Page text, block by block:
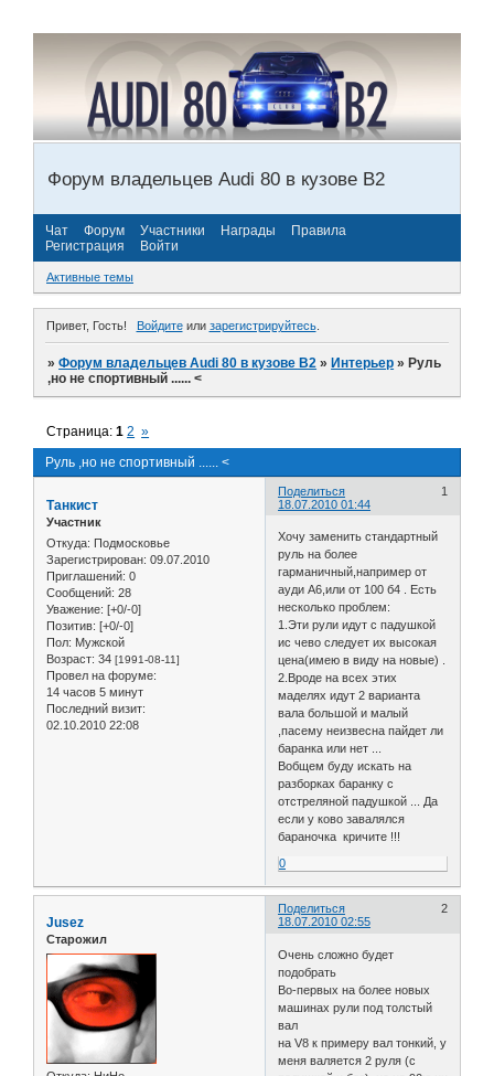
Форум владельцев Audi 80 в кузове В2
Чат Форум Участники Награды
Правила
Регистрация
Войти
Активные темы
Привет, Гость! Войдитеили зарегистрируйтесь.
»Форум владельцев Audi 80 в кузове В2 »Интерьер »Руль
,но не спортивный ...... <
Руль ,но не спортивный ...... <
Страница:1 2 »
Поделиться
1
18.07.2010 01:44
Танкист
Участник
Откуда: Подмосковье
Зарегистрирован: 09.07.2010
Приглашений: 0
Сообщений: 28
Уважение: [+0/-0]
Позитив: [+0/-0]
Пол: Мужской
Возраст: 34 [1991-08-11]
Провел на форуме:
14 часов 5 минут
Последний визит:
02.10.2010 22:08
Хочу заменить стандартный
руль на более
гарманичный,например от
ауди А6,или от 100 б4 . Есть
несколько проблем:
1.Эти рули идут с падушкой
ис чево следует их высокая
цена(имею в виду на новые) .
2.Вроде на всех этих
маделях идут 2 варианта
вала большой и малый
,пасему неизвесна пайдет ли
баранка или нет ...
Вобщем буду искать на
разборках баранку с
отстреляной падушкой ... Да
если у ково завалялся
бараночка кричите !!!
0
Поделиться
2
18.07.2010 02:55
Jusez
Старожил
Очень сложно будет
подобрать
Во-первых на более новых
машинах рули под толстый
вал
на V8 к примеру вал тонкий, у
меня валяется 2 руля (с